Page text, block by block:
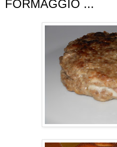
FORMAGGIO ...